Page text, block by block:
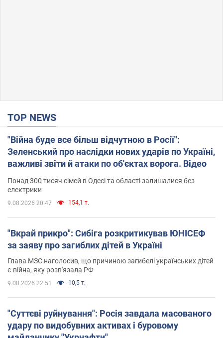
TOP NEWS
"Війна буде все більш відчутною в Росії":
Зеленський про наслідки нових ударів по Україні,
важливі звіти й атаки по об'єктах ворога. Відео
Понад 300 тисяч сімей в Одесі та області залишалися без
електрики
9.08.2026 20:47 154,1 т.
"Вкрай прикро": Сибіга розкритикував ЮНІСЕФ
за заяву про загиблих дітей в Україні
Глава МЗС наголосив, що причиною загибелі українських дітей
є війна, яку розв'язала РФ
9.08.2026 22:51 10,5 т.
"Суттєві руйнування": Росія завдала масованого
удару по видобувних активах і буровому